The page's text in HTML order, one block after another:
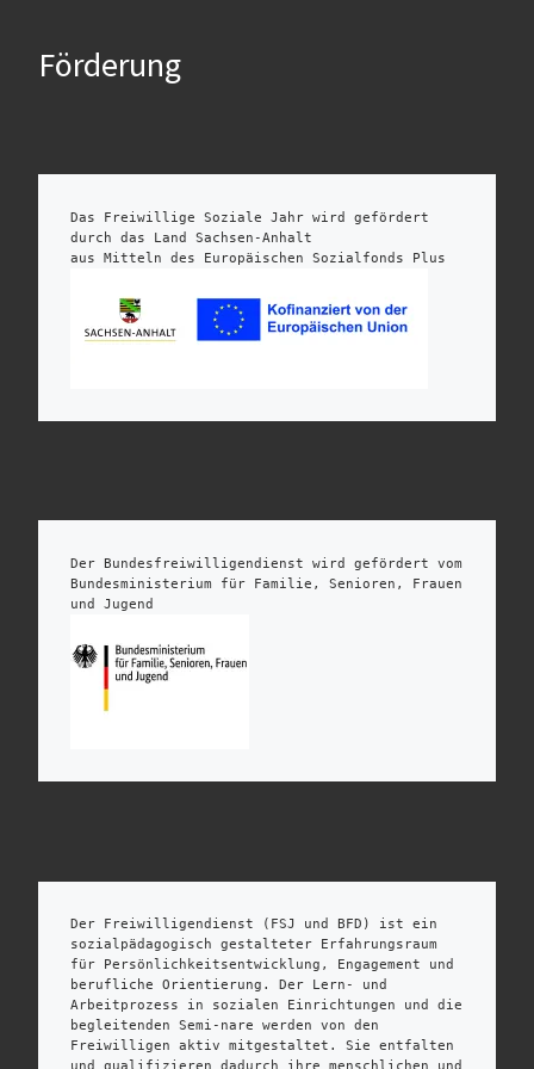
Förderung
Das Freiwillige Soziale Jahr wird gefördert
durch das Land Sachsen-Anhalt
aus Mitteln des Europäischen Sozialfonds Plus
Der Bundesfreiwilligendienst wird gefördert vom
Bundesministerium für Familie, Senioren, Frauen
und Jugend
Der Freiwilligendienst (FSJ und BFD) ist ein
sozialpädagogisch gestalteter Erfahrungsraum
für Persönlichkeitsentwicklung, Engagement und
berufliche Orientierung. Der Lern- und
Arbeitprozess in sozialen Einrichtungen und die
begleitenden Semi-nare werden von den
Freiwilligen aktiv mitgestaltet. Sie entfalten